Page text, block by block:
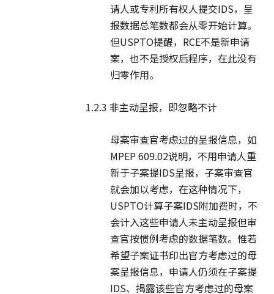
请人或专利所有权人提交IDS，呈
报数据总笔数都会从零开始计算。
但USPTO提醒，RCE不是新申请
案，也不是授权后程序，在此没有
归零作用。
1.2.3 非主动呈报，即忽略不计
母案审查官考虑过的呈报信息，如
MPEP 609.02说明，不用申请人重
新于子案提IDS呈报，子案审查官
就会加以考虑，在这种情况下，
USPTO计算子案IDS附加费时，不
会计入这些申请人未主动呈报但审
查官按惯例考虑的数据笔数。惟若
希望子案证书印出官方考虑过的母
案呈报信息，申请人仍须在子案提
IDS、揭露该些官方考虑过的母案